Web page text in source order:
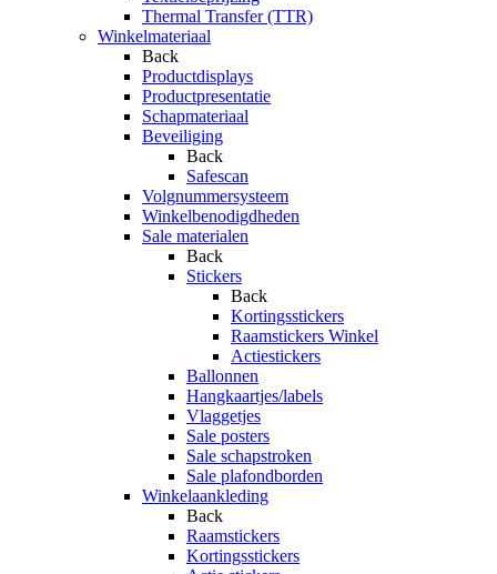
Thermal Transfer (TTR)
Winkelmateriaal
Back
Productdisplays
Productpresentatie
Schapmateriaal
Beveiliging
Back
Safescan
Volgnummersysteem
Winkelbenodigdheden
Sale materialen
Back
Stickers
Back
Kortingsstickers
Raamstickers Winkel
Actiestickers
Ballonnen
Hangkaartjes/labels
Vlaggetjes
Sale posters
Sale schapstroken
Sale plafondborden
Winkelaankleding
Back
Raamstickers
Kortingsstickers